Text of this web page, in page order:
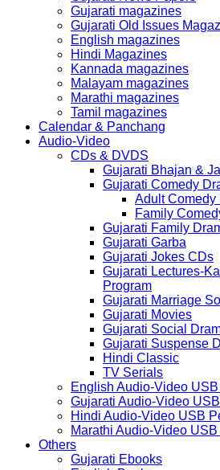
Gujarati magazines
Gujarati Old Issues
English magazines
Hindi Magazines
Kannada magazines
Malayam magazines
Marathi magazines
Tamil magazines
Calendar & Panchang
Audio-Video
CDs & DVDS
Gujarati Bhajan &
Gujarati Comedy
Adult Comedy
Family
Gujarati Family
Gujarati Garba
Gujarati Jokes CDs
Gujarati Lectures-
Program
Gujarati Marriage
Gujarati Movies
Gujarati Social
Gujarati Suspense
Hindi Classic
TV Serials
English Audio-Video
Gujarati Audio-Video
Hindi Audio-Video USB
Marathi Audio-Video
Others
Gujarati Ebooks